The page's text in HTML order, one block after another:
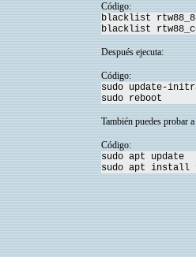
Código:
blacklist
blacklist
Después ejecuta:
Código:
sudo update-
sudo reboot
También puedes probar
Código:
sudo apt update
sudo apt install